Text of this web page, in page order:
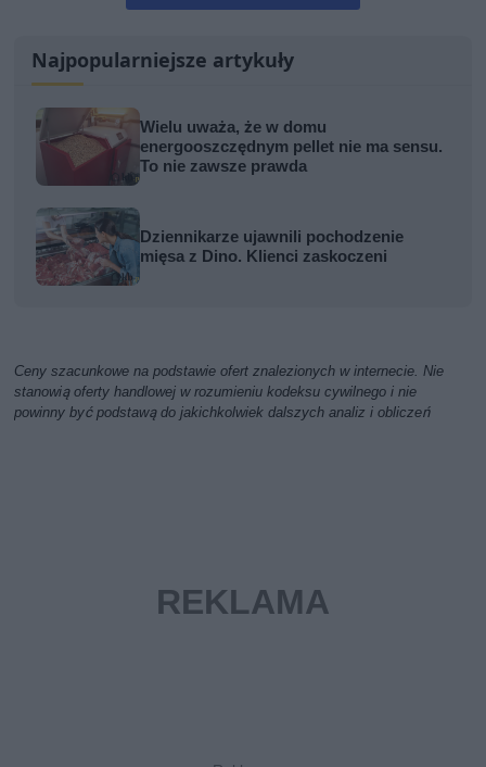
Najpopularniejsze artykuły
Wielu uważa, że w domu
energooszczędnym pellet nie ma sensu.
To nie zawsze prawda
Dziennikarze ujawnili pochodzenie
mięsa z Dino. Klienci zaskoczeni
Ceny szacunkowe na podstawie ofert znalezionych w internecie. Nie
stanowią oferty handlowej w rozumieniu kodeksu cywilnego i nie
powinny być podstawą do jakichkolwiek dalszych analiz i obliczeń